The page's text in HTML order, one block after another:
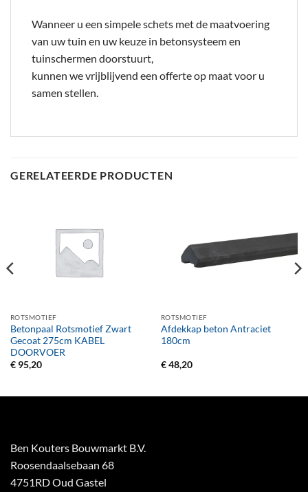
Wanneer u een simpele schets met de maatvoering
van uw tuin en uw keuze in betonsysteem en
tuinschermen doorstuurt,
kunnen we vrijblijvend een offerte op maat voor u
samen stellen.
GERELATEERDE PRODUCTEN
ROTSMOTIEF
Betonpaal Rotsmotief Zwart
Gecoat 275cm KABEL
DOORVOER
€95,20
ROTSMOTIEF
Afdekkap beton Antraciet
180cm
€48,20
Ben Kouters Bouwmarkt B.V.
Roosendaalsebaan 68
4751RD Oud Gastel